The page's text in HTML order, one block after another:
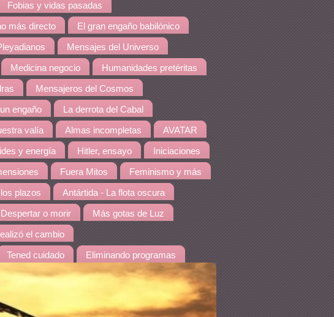
Fobias y vidas pasadas
más directo El gran engaño babilónico
Mensajes del Universo
Medicina negocio Humanidades pretéritas
Mensajeros del Cosmos
engaño La derrota del Cabal
valía Almas incompletas AVATAR
y energía Hitler, ensayo Iniciaciones
Fuera Mitos Feminismo y más
plazos Antártida - La flota oscura
Despertar o morir Más gotas de Luz
el cambio
Tened cuidado Eliminando programas